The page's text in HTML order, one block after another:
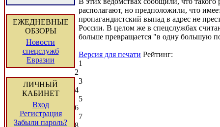
ЕЖЕДНЕВНЫЕ
ОБЗОРЫ
Новости
спецслужб
Евразии
ЛИЧНЫЙ
КАБИНЕТ
Вход
Регистрация
Забыли пароль?
располагают, но предположили, что
пропагандистский выпад в адрес не
России. В целом же в спецслужбах
больше превращается "в одну большую
Версия для печати Рейтинг:
1
2
3
4
5
6
7
8